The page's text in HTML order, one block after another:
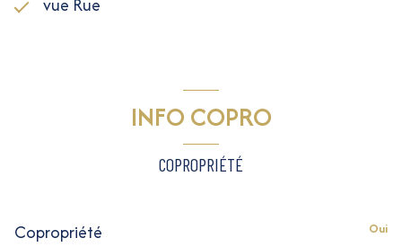
INFO COPRO
COPROPRIÉTÉ
Copropriété Oui